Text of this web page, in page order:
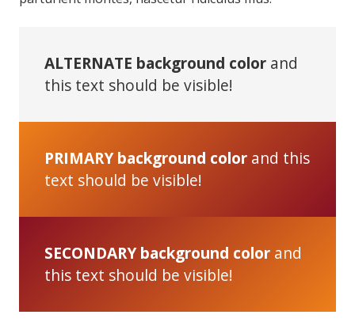
ALTERNATE background color and
this text should be visible!
PRIMARY background color and this
text should be visible!
SECONDARY background color and
this text should be visible!